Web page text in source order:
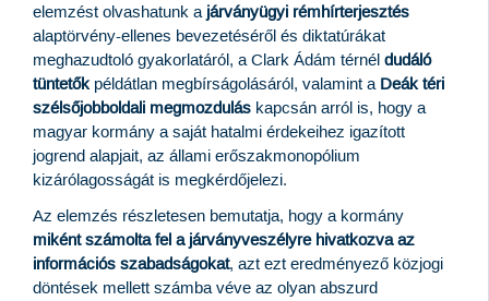
elemzést olvashatunk a járványügyi rémhírterjesztés
alaptörvény-ellenes bevezetéséről és diktatúrákat
meghazudtoló gyakorlatáról, a Clark Ádám térnél dudáló
tüntetőkpéldátlan megbírságolásáról, valamint a Deák téri
szélsőjobboldali megmozdulás kapcsán arról is, hogy a
magyar kormány a saját hatalmi érdekeihez igazított
jogrend alapjait, az állami erőszakmonopólium
kizárólagosságát is megkérdőjelezi.
Az elemzés részletesen bemutatja, hogy a kormány
miként számolta fel a járványveszélyre hivatkozva az
információs szabadságokat, azt ezt eredményező közjogi
döntések mellett számba véve az olyan abszurd